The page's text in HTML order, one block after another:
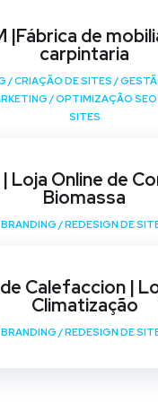
SITES
|Fábrica de
carpintaria
/CRIAÇÃO DE SITES /
/OPTIMIZAÇÃO SEO
SITES
Loja Online de
Biomassa
BRANDING /REDESIGN DE
Calefaccion |
Climatização
BRANDING /REDESIGN DE